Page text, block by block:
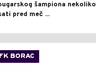
šampiona nekoliko
pred meč ...
FK BORAC